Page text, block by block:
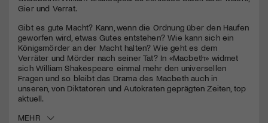
seconds
Gier und Verrat.
Gibt es gute Macht? Kann, wenn die Ordnung über den Haufen
geworfen wird, etwas Gutes entstehen? Wie kann sich ein
Königsmörder an der Macht halten? Wie geht es dem
Verräter und Mörder nach seiner Tat? In «Macbeth» widmet
sich William Shakespeare einmal mehr den universellen
Fragen und so bleibt das Drama des Macbeth auch in
unseren, von Diktatoren und Autokraten geprägten Zeiten, top
aktuell.
MEHR
Jetzt Mitglied werden